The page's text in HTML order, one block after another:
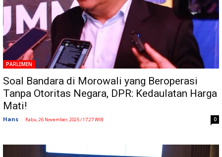
PARLEMEN
Soal Bandara di Morowali yang Beroperasi
Tanpa Otoritas Negara, DPR: Kedaulatan Harga
Mati!
Hans - Rabu, 26 November, 2025 / 17:27 WIB 0